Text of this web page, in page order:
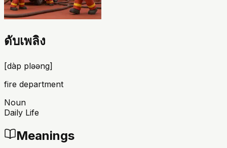
ดับเพลิง
[dàp pləəng]
fire department
Noun
Daily Life
Meanings